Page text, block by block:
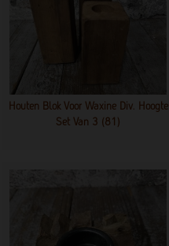
Houten Blok Voor Waxine Div. Hoogte
Set Van 3 (81)